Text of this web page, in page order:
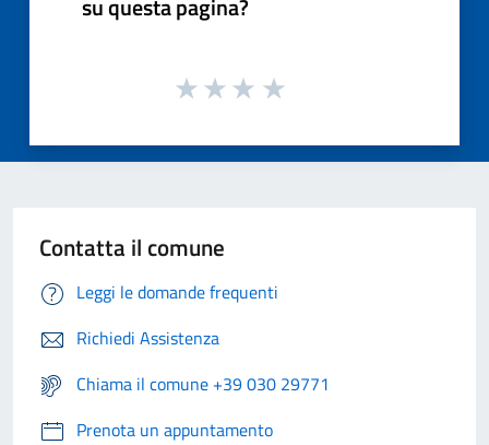
Contatta il comune
Leggi le domande frequenti
Richiedi Assistenza
Chiama il comune +39 030 29771
Prenota un appuntamento